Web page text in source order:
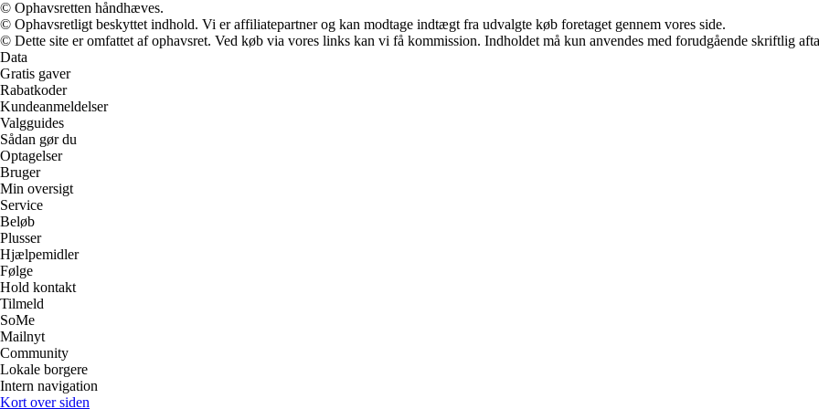
© Ophavsretten håndhæves.
© Ophavsretligt beskyttet indhold. Vi er affiliatepartner og kan modtage indtægt fra udvalgte køb foretaget gennem vores side.
© Dette site er omfattet af ophavsret. Ved køb via vores links kan vi få kommission. Indholdet må kun anvendes med forudgående skriftlig
Data
Gratis gaver
Rabatkoder
Kundeanmeldelser
Valgguides
Sådan gør du
Optagelser
Bruger
Min oversigt
Service
Beløb
Plusser
Hjælpemidler
Følge
Hold kontakt
Tilmeld
SoMe
Mailnyt
Community
Lokale borgere
Intern navigation
Kort over siden